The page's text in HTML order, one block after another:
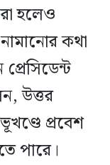
হলেও
কথা
উত্তর
প্রবেশ
পারে।